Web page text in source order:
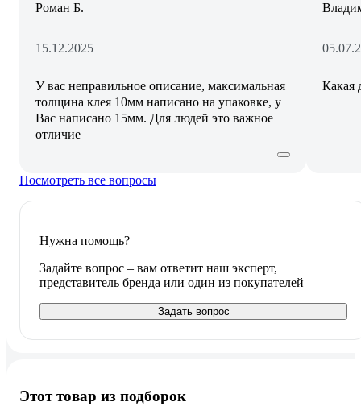
Роман Б.
15.12.2025
У вас неправильное описание, максимальная
толщина клея 10мм написано на упаковке, у
Вас написано 15мм. Для людей это важное
отличие
Какая
Посмотреть все вопросы
Нужна помощь?
Задайте вопрос – вам ответит наш эксперт,
представитель бренда или один из покупателей
Задать вопрос
Этот товар из подборок